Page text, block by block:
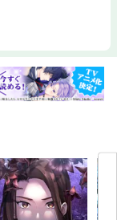
を決め計画に落と
を「仕掛ける」
理解を促す 仕掛け